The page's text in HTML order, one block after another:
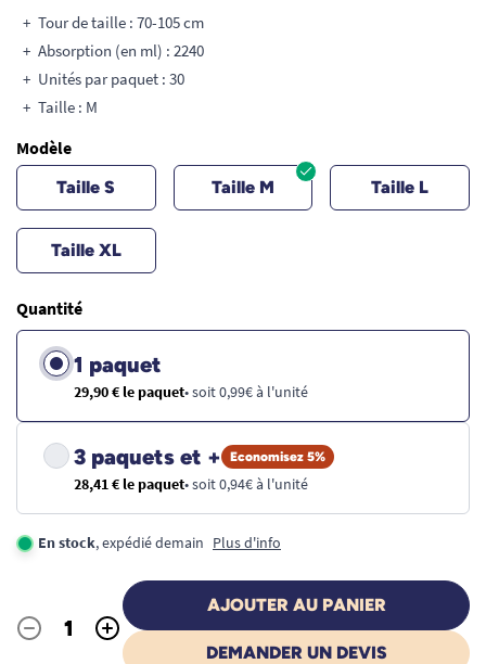
Tour de taille : 70-105 cm
Absorption (en ml) : 2240
Unités par paquet : 30
Taille : M
Modèle
Taille S Taille M Taille L
Taille XL
Quantité
1 paquet
29,90 € le paquet• soit 0,99€ à l'unité
3 paquets et + Economisez 5%
28,41 € le paquet• soit 0,94€ à l'unité
En stock, expédié demain Plus d'info
Quantité
- +
AJOUTER AU PANIER
DEMANDER UN DEVIS